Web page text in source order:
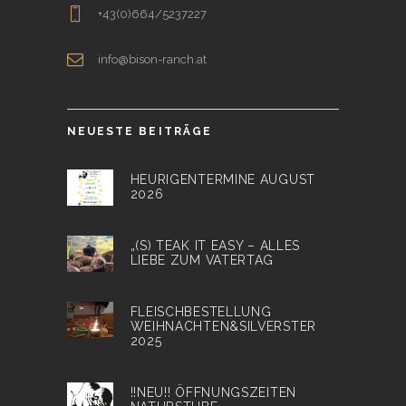
+43(0)664/5237227
info@bison-ranch.at
NEUESTE BEITRÄGE
HEURIGENTERMINE AUGUST
2026
„(S) TEAK IT EASY – ALLES
LIEBE ZUM VATERTAG
FLEISCHBESTELLUNG
WEIHNACHTEN&SILVERSTER
2025
!!NEU!! ÖFFNUNGSZEITEN